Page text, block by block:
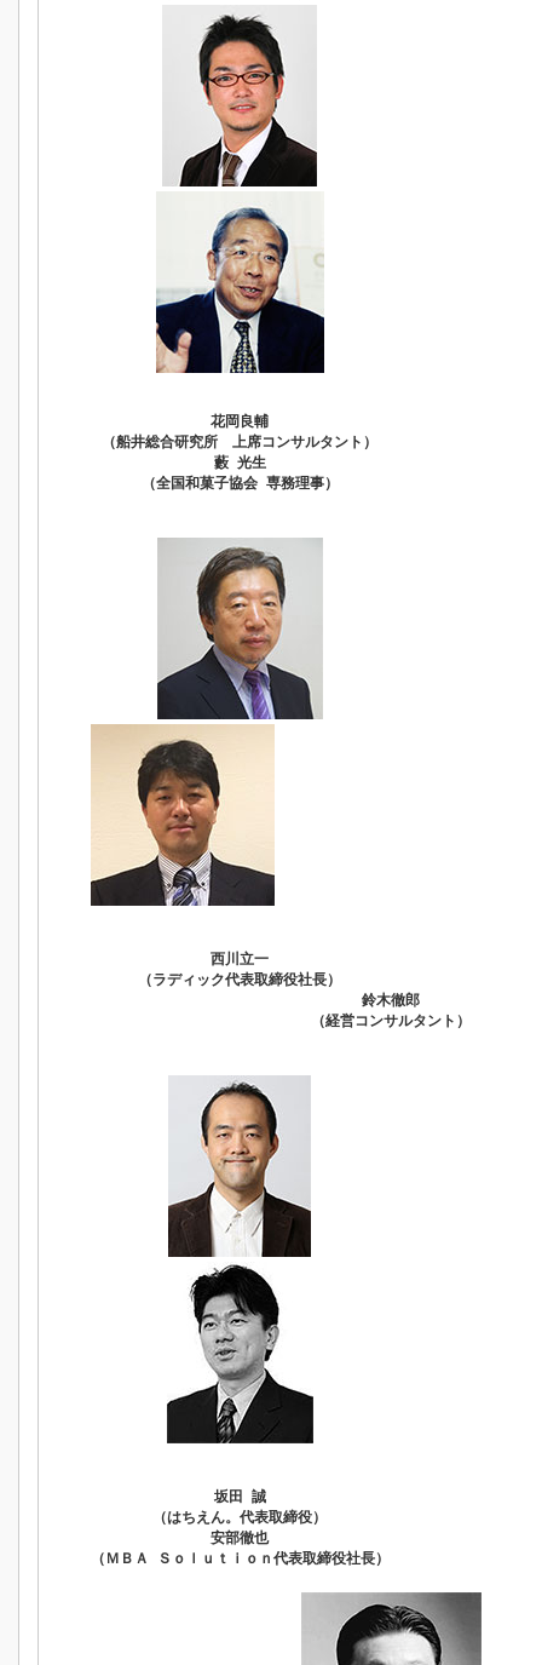
花岡良輔
（船井総合研究所 上席コンサルタント）
藪 光生
（全国和菓子協会 専務理事）
西川立一
（ラディック代表取締役社長）
鈴木徹郎
（経営コンサルタント）
坂田 誠
（はちえん。代表取締役）
安部徹也
（ＭＢＡ Ｓｏｌｕｔｉｏｎ代表取締役社長）